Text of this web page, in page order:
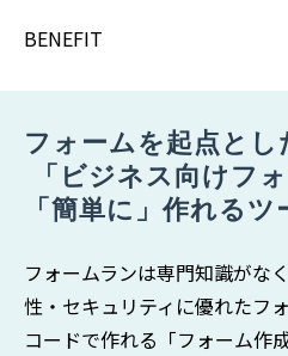
BENEFIT
フォームを起点とし
「ビジネス向けフ
「簡単に」作れるツ
フォームランは専門知識がな
性・セキュリティに優れたフ
コードで作れる「フォーム作